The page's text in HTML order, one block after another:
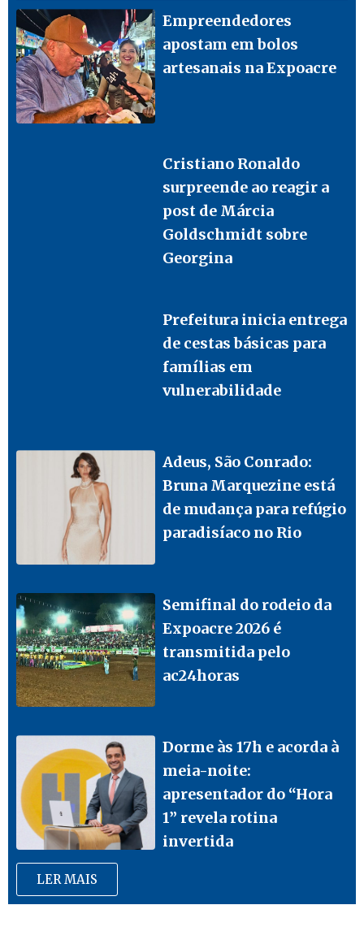
Empreendedores
apostam em bolos
artesanais na Expoacre
Cristiano Ronaldo
surpreende ao reagir a
post de Márcia
Goldschmidt sobre
Georgina
Prefeitura inicia entrega
de cestas básicas para
famílias em
vulnerabilidade
Adeus, São Conrado:
Bruna Marquezine está
de mudança para refúgio
paradisíaco no Rio
Semifinal do rodeio da
Expoacre 2026 é
transmitida pelo
ac24horas
Dorme às 17h e acorda à
meia-noite:
apresentador do “Hora
1” revela rotina
invertida
LER MAIS